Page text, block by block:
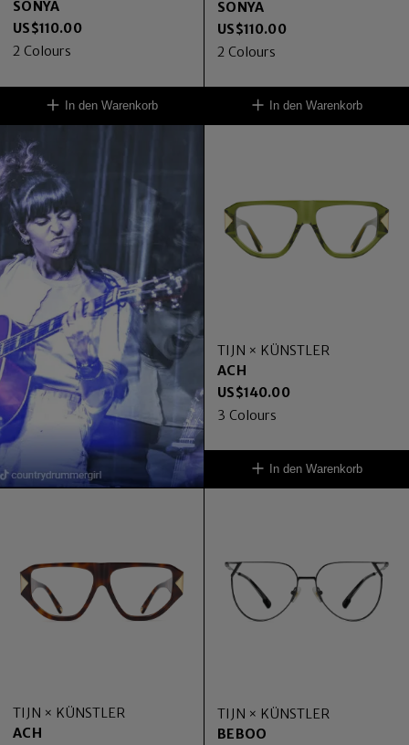
SONYA
US$110.00
2 Colours
In den Warenkorb
SONYA
US$110.00
2 Colours
In den Warenkorb
TIJN × KÜNSTLER
ACH
US$140.00
3 Colours
In den Warenkorb
TIJN × KÜNSTLER
ACH
TIJN × KÜNSTLER
BEBOO